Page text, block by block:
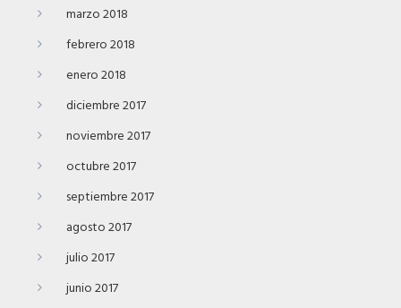
marzo 2018
febrero 2018
enero 2018
diciembre 2017
noviembre 2017
octubre 2017
septiembre 2017
agosto 2017
julio 2017
junio 2017